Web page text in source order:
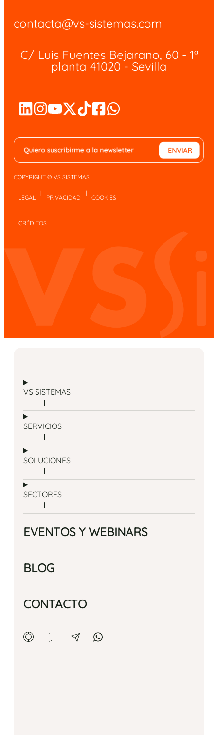
contacta@vs-sistemas.com
C/ Luis Fuentes Bejarano, 60 - 1ª
planta 41020 - Sevilla
COPYRIGHT © VS SISTEMAS
LEGAL
|
PRIVACIDAD
|
COOKIES
CRÉDITOS
VS SISTEMAS
SERVICIOS
SOLUCIONES
SECTORES
EVENTOS Y WEBINARS
BLOG
CONTACTO